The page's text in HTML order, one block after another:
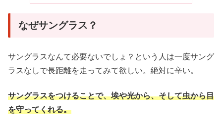
なぜサングラス？
サングラスなんて必要ないでしょ？という人は一度サング
ラスなしで長距離を走ってみて欲しい。絶対に辛い。
サングラスをつけることで、埃や光から、そして虫から目
を守ってくれる。